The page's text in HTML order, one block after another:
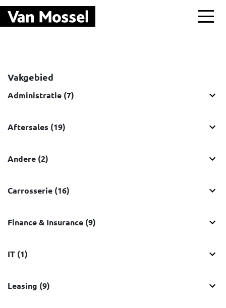
Ga naar hoofdinhoud
Vakgebied
Administratie (7)
Aftersales (19)
Andere (2)
Carrosserie (16)
Finance & Insurance (9)
IT (1)
Leasing (9)